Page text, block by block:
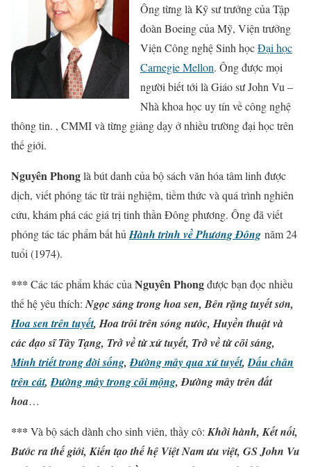
Ông từng là Kỹ sư trưởng của Tập
đoàn Boeing của Mỹ, Viện trưởng
Viện Công nghệ Sinh họcĐại học
Carnegie Mellon. Ông được mọi
người biết tới là Giáo sư John Vu –
Nhà khoa học uy tín về công nghệ
thông tin. , CMMI và từng giảng dạy ở nhiều trường đại học trên
thế giới.
Nguyên Phonglà bút danh của bộ sách văn hóa tâm linh được
dịch, viết phóng tác từ trải nghiệm, tiềm thức và quá trình nghiên
cứu, khám phá các giá trị tinh thần Đông phương. Ông đã viết
phóng tác tác phẩm bất hủ Hành trình về Phương Đông năm 24
tuổi (1974).
***Các tác phẩm khác của Nguyên Phongđược bạn đọc nhiều
thế hệ yêu thích: Ngọc sáng trong hoa sen,Bên rặng tuyết sơn,
Hoa sen trên tuyết,Hoa trôi trên sóng nước,Huyền thuật và
các đạo sĩ Tây Tạng, Trở về từ xứ tuyết, Trở về từ cõi sáng,
Minh triết trong đời sống,Đường mây qua xứ tuyết,Dấu chân
trên cát,Đường mây trong cõi mộng,Đường mây trên đất
hoa…
***Và bộ sách dành cho sinh viên, thầy cô: Khởi hành,Kết nối,
Bước ra thế giới,Kiến tạo thế hệ Việt Nam ưu việt, GS John Vu